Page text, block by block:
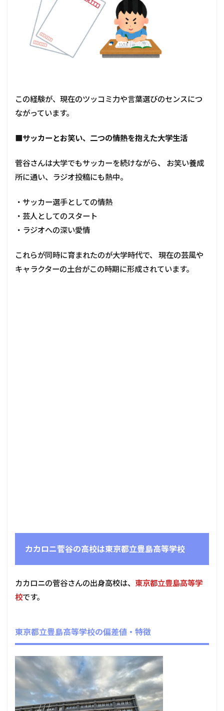
この経験が、現在のツッコミ力や言葉選びのセンスにつ
ながっています。
■サッカーとお笑い、二つの情熱を抱えた大学生活
菅谷さんは大学でもサッカーを続けながら、 お笑い養成
所に通い、ラジオ投稿にも熱中。
・サッカー選手としての情熱
・芸人としてのスタート
・ラジオへの深い愛情
これらが同時に育まれたのが大学時代で、 現在の芸風や
キャラクターの土台がこの時期に形成されています。
カカロニ菅谷の高校は東京都立豊島高等学校
カカロニの菅谷さんの出身高校は、 東京都立豊島高等学
校です。
東京都立豊島高等学校の偏差値・特徴